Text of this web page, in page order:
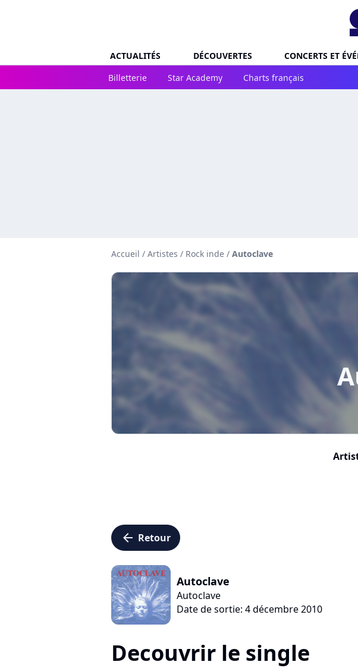
ACTUALITÉS DÉCOUVERTES CONCERTS ET
Billetterie
Star Academy Charts français
Accueil / Artistes / Rock inde / Autoclave
arrow_left Retour
Autoclave
Autoclave
Date de sortie: 4 décembre 2010
Decouvrir le single